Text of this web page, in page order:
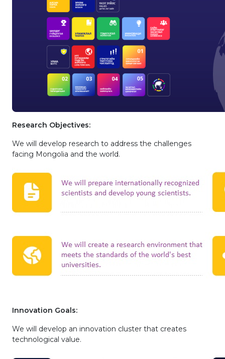
Research Objectives:
We will develop research to address the challenges
facing Mongolia and the world.
Innovation Goals:
We will develop an innovation cluster that creates
technological value.